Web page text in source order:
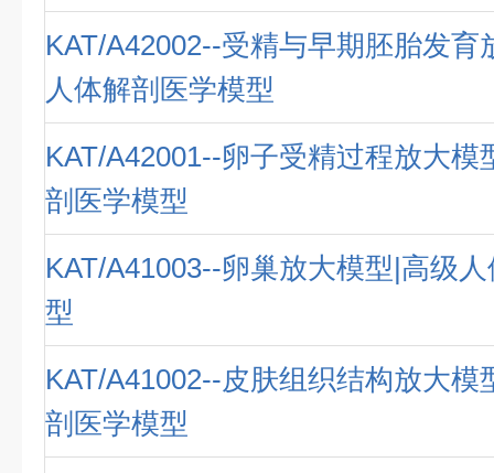
KAT/A42002--受精与早期胚胎发育
人体解剖医学模型
KAT/A42001--卵子受精过程放大模
剖医学模型
KAT/A41003--卵巢放大模型|高级
型
KAT/A41002--皮肤组织结构放大模
剖医学模型